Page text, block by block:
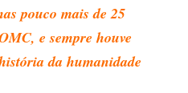
pouco mais de 25
e sempre houve
da humanidade